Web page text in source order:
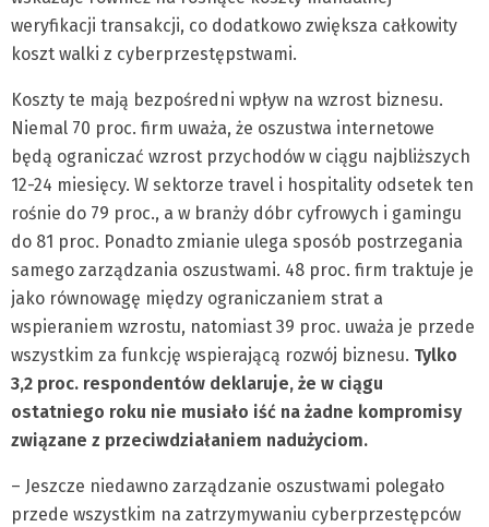
weryfikacji transakcji, co dodatkowo zwiększa całkowity
koszt walki z cyberprzestępstwami.
Koszty te mają bezpośredni wpływ na wzrost biznesu.
Niemal 70 proc. firm uważa, że oszustwa internetowe
będą ograniczać wzrost przychodów w ciągu najbliższych
12-24 miesięcy. W sektorze travel i hospitality odsetek ten
rośnie do 79 proc., a w branży dóbr cyfrowych i gamingu
do 81 proc. Ponadto zmianie ulega sposób postrzegania
samego zarządzania oszustwami. 48 proc. firm traktuje je
jako równowagę między ograniczaniem strat a
wspieraniem wzrostu, natomiast 39 proc. uważa je przede
wszystkim za funkcję wspierającą rozwój biznesu. Tylko
3,2 proc. respondentów deklaruje, że w ciągu
ostatniego roku nie musiało iść na żadne kompromisy
związane z przeciwdziałaniem nadużyciom.
– Jeszcze niedawno zarządzanie oszustwami polegało
przede wszystkim na zatrzymywaniu cyberprzestępców